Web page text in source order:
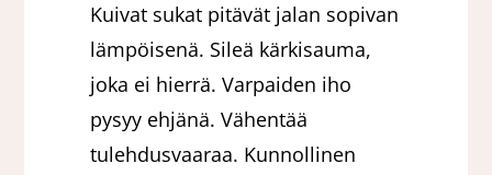
Kuivat sukat pitävät jalan sopivan
lämpöisenä. Sileä kärkisauma,
joka ei hierrä. Varpaiden iho
pysyy ehjänä. Vähentää
tulehdusvaaraa. Kunnollinen